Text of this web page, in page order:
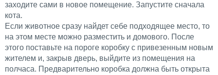
заходите сами в новое помещение. Запустите сначала
кота.
Если животное сразу найдет себе подходящее место, то
на этом месте можно разместить и домового. После
этого поставьте на пороге коробку с привезенным новым
жителем и, закрыв дверь, выйдите из помещения на
полчаса. Предварительно коробка должна быть открыта